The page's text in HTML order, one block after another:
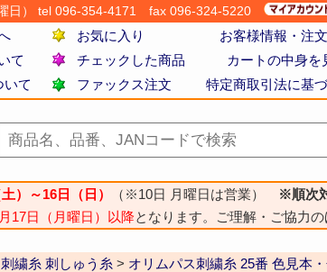
日） tel 096-354-4171 fax 096-324-5220
お気に入り お客様情報・注
て チェックした商品
カートの中身を
いて
ファックス注文 特定商取引法に基
）～16日（日） （※10日 月曜日は営業）
※順次
17日（月曜日）以降となります。ご理解・ご協力
繍糸 刺しゅう糸 > オリムパス刺繍糸 25番 色見本